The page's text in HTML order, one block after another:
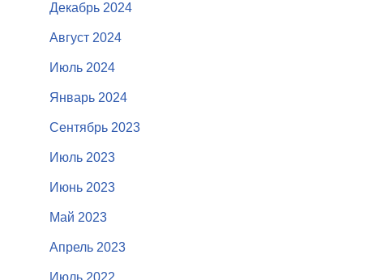
Декабрь 2024
Август 2024
Июль 2024
Январь 2024
Сентябрь 2023
Июль 2023
Июнь 2023
Май 2023
Апрель 2023